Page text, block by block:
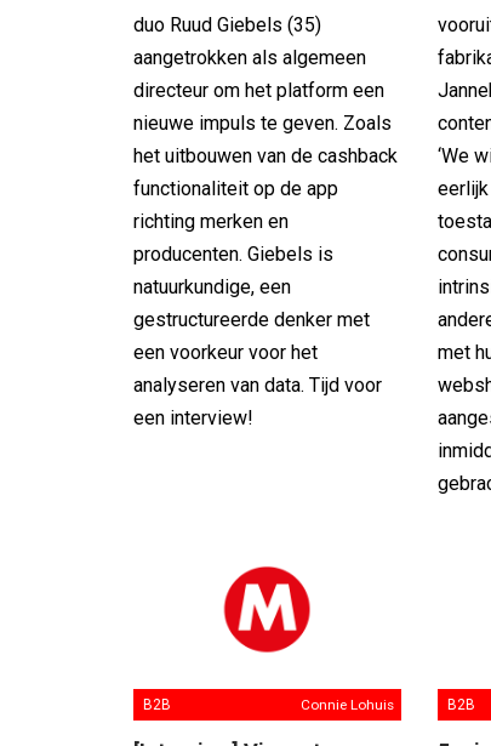
duo Ruud Giebels (35)
aangetrokken als algemeen
directeur om het platform een
nieuwe impuls te geven. Zoals
het uitbouwen van de cashback
functionaliteit op de app
richting merken en
producenten. Giebels is
natuurkundige, een
gestructureerde denker met
een voorkeur voor het
analyseren van data. Tijd voor
een interview!
‘We
met
B2B Connie Lohuis B2B